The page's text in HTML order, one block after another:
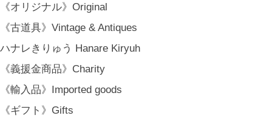
《オリジナル》Original
《古道具》Vintage & Antiques
ハナレきりゅう Hanare Kiryuh
《義援金商品》Charity
《輸入品》Imported goods
《ギフト》Gifts
登録
プライバシーポリシー
特定商取引法に基づく表記
会員規約